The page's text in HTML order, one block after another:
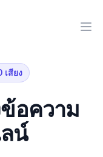
เสียง
ข้อความ
น์